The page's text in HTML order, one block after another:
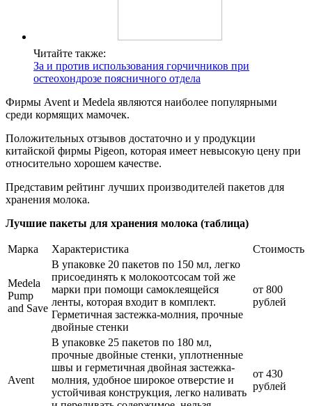
Читайте также:
За и против использования горчичников при
остеохондрозе поясничного отдела
Фирмы Avent и Medela являются наиболее популярными
среди кормящих мамочек.
Положительных отзывов достаточно и у продукции
китайской фирмы Рigeon, которая имеет невысокую цену при
относительно хорошем качестве.
Представим рейтинг лучших производителей пакетов для
хранения молока.
Лучшие пакеты для хранения молока (таблица)
Марка Характеристика Стоимость
Medela
Pump
and Save
В упаковке 20 пакетов по 150 мл, легко
присоединять к молокоотсосам той же
марки при помощи самоклеящейся
ленты, которая входит в комплект.
Герметичная застежка-молния, прочные
двойные стенки
от 800
рублей
Avent
В упаковке 25 пакетов по 180 мл,
прочные двойные стенки, уплотненные
швы и герметичная двойная застежка-
молния, удобное широкое отверстие и
устойчивая конструкция, легко наливать
от 430
рублей